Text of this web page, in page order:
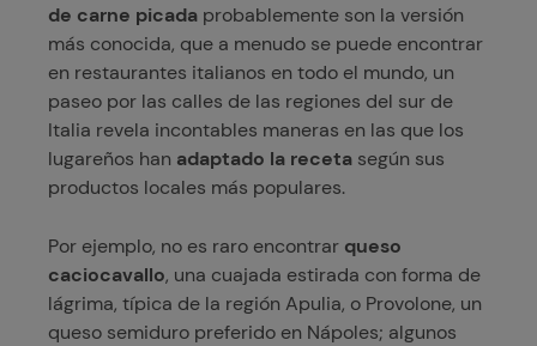
de carne picada probablemente son la versión
más conocida, que a menudo se puede encontrar
en restaurantes italianos en todo el mundo, un
paseo por las calles de las regiones del sur de
Italia revela incontables maneras en las que los
lugareños han adaptado la receta según sus
productos locales más populares.
Por ejemplo, no es raro encontrar queso
caciocavallo, una cuajada estirada con forma de
lágrima, típica de la región Apulia, o Provolone, un
queso semiduro preferido en Nápoles; algunos